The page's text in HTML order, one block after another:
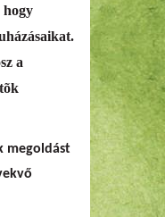
a
megoldást